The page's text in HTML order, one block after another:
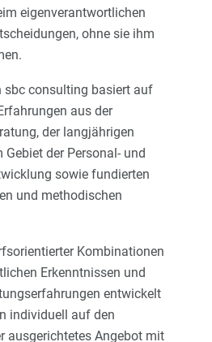
eigenverantwortlichen
ohne sie ihm
sbc consulting basiert auf
aus der
der langjährigen
der Personal- und
sowie fundierten
und methodischen
Kombinationen
Erkenntnissen und
entwickelt
individuell auf den
ausgerichtetes Angebot mit